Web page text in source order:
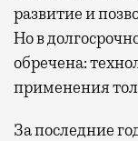
развитие и
Но в
обречена:
применения
За последние